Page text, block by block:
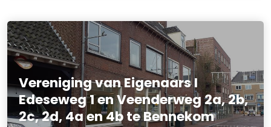
Vereniging van Eigenaars I
Edeseweg 1 en Veenderweg 2a, 2b,
2c, 2d, 4a en 4b te Bennekom